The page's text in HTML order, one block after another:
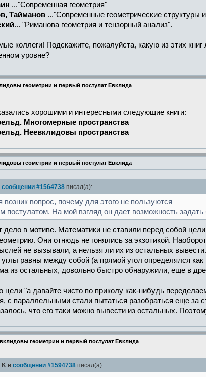
..."Современная геометрия"
Тайманов ..."Современные геометрические структуры
... "Риманова геометрия и тензорный анализ".
коллеги! Подскажите, пожалуйста, какую из этих
уровне?
геометрии и первый постулат Евклида
хорошими и интересными следующие книги:
Многомерные пространства
Неевклидовы пространства
геометрии и первый постулат Евклида
сообщении #1564738 писал(а):
возник вопрос, почему для этого не пользуются
постулатом. На мой взгляд он дает возможность
дело в мотиве. Математики не ставили перед собой цели
Они отнюдь не гонялись за экзотикой.
не вызывали, а нельзя ли их из остальных
равны между собой (а прямой угол определялся
из остальных, довольно быстро обнаружили, еще в
цели "а давайте чисто по приколу как-нибудь
с параллельными стали пытаться разобраться еще за
что его таки можно вывести из остальных.
геометрии и первый постулат Евклида
в сообщении #1594738 писал(а):